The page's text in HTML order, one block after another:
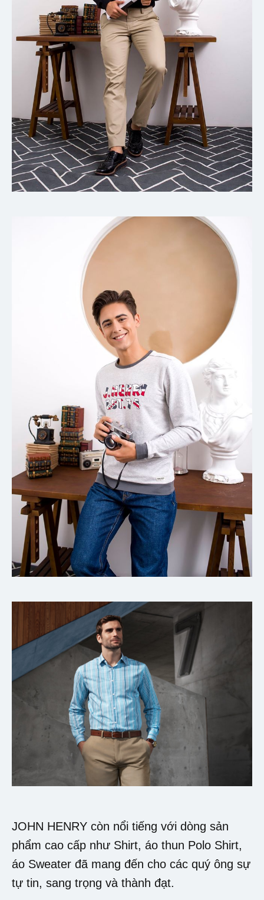
JOHN HENRY còn nổi tiếng với dòng sản
phẩm cao cấp như Shirt, áo thun Polo Shirt,
áo Sweater đã mang đến cho các quý ông sự
tự tin, sang trọng và thành đạt.